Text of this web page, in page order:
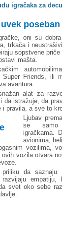
igračaka za decu
oni su
trkača i
sopstvene
mašta.
Friends, ili
avantura.
alat za
da istražuje, da
i pravila, a sve to
Ljubav
se samo
igračkama.
avionima,
vozilima,
vozila otvara
da saznaju
empatiju,
svet oko sebe